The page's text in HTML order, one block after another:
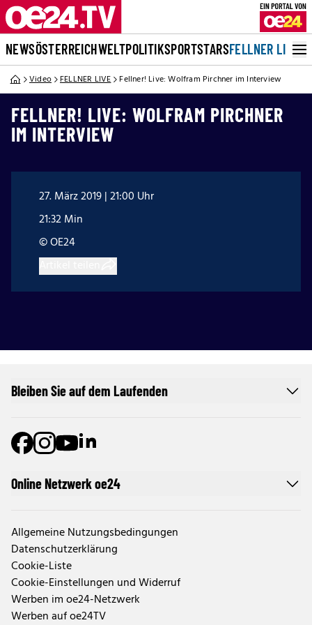
NEWSÖSTERREICHWELTPOLITIKSPORTSTARSFELLNER LIVE
Video FELLNER LIVE Fellner! Live: Wolfram Pirchner im Interview
FELLNER! LIVE: WOLFRAM PIRCHNER
IM INTERVIEW
27. März 2019 | 21:00 Uhr
21:32 Min
© OE24
Online Netzwerk oe24
Allgemeine Nutzungsbedingungen
Datenschutzerklärung
Cookie-Liste
Cookie-Einstellungen und Widerruf
Werben im oe24-Netzwerk
Werben auf oe24TV
Bleiben Sie auf dem Laufenden